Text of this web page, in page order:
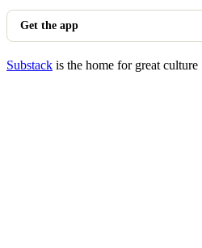
Get the app
Substack is the home for great culture